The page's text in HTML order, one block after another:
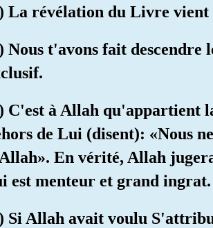
La révélation du Livre vient
Nous t'avons fait
C'est à Allah qu'appartient
de Lui (disent): «Nous
En vérité, Allah
est menteur et grand ingrat.
Si Allah avait voulu